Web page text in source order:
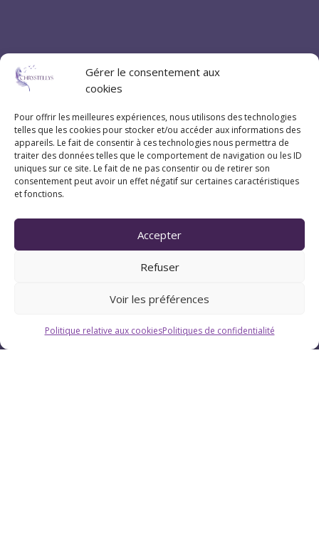
Gérer le consentement aux
cookies
Pour offrir les meilleures expériences, nous utilisons des technologies
telles que les cookies pour stocker et/ou accéder aux informations des
appareils. Le fait de consentir à ces technologies nous permettra de
traiter des données telles que le comportement de navigation ou les ID
uniques sur ce site. Le fait de ne pas consentir ou de retirer son
consentement peut avoir un effet négatif sur certaines caractéristiques
et fonctions.
Accepter
Refuser
Voir les préférences
Politique relative aux cookiesPolitiques de confidentialité
Du lundi au vendredi : 9h-12h / 13h-18h
Le samedi : 9h-12h